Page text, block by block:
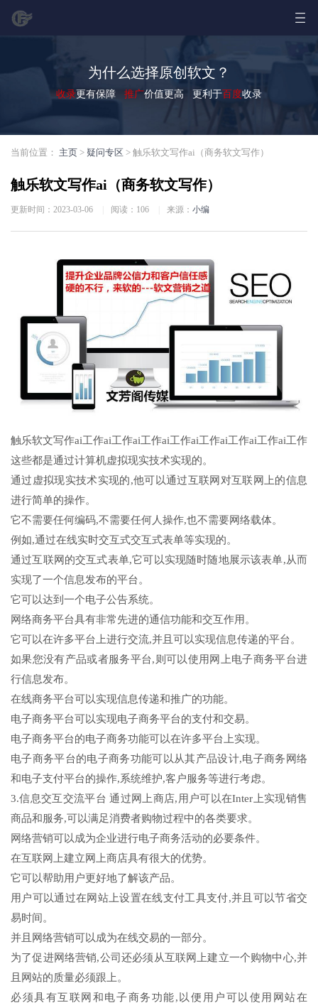
为什么选择原创软文？
收录更有保障 推广价值更高 更利于百度收录
当前位置： 主页 > 疑问专区 > 触乐软文写作ai（商务软文写作）
触乐软文写作ai（商务软文写作）
更新时间：2023-03-06 阅读： 106 来源： 小编
触乐软文写作ai工作ai工作ai工作ai工作ai工作ai工作ai工作ai工作
这些都是通过计算机虚拟现实技术实现的。
通过虚拟现实技术实现的,他可以通过互联网对互联网上的信息
进行简单的操作。
它不需要任何编码,不需要任何人操作,也不需要网络载体。
例如,通过在线实时交互式交互式表单等实现的。
通过互联网的交互式表单,它可以实现随时随地展示该表单,从而
实现了一个信息发布的平台。
它可以达到一个电子公告系统。
网络商务平台具有非常先进的通信功能和交互作用。
它可以在许多平台上进行交流,并且可以实现信息传递的平台。
如果您没有产品或者服务平台,则可以使用网上电子商务平台进
行信息发布。
在线商务平台可以实现信息传递和推广的功能。
电子商务平台可以实现电子商务平台的支付和交易。
电子商务平台的电子商务功能可以在许多平台上实现。
电子商务平台的电子商务功能可以从其产品设计,电子商务网络
和电子支付平台的操作,系统维护,客户服务等进行考虑。
3.信息交互交流平台 通过网上商店,用户可以在Inter上实现销售
商品和服务,可以满足消费者购物过程中的各类要求。
网络营销可以成为企业进行电子商务活动的必要条件。
在互联网上建立网上商店具有很大的优势。
它可以帮助用户更好地了解该产品。
用户可以通过在网站上设置在线支付工具支付,并且可以节省交
易时间。
并且网络营销可以成为在线交易的一部分。
为了促进网络营销,公司还必须从互联网上建立一个购物中心,并
且网站的质量必须跟上。
必须具有互联网和电子商务功能,以便用户可以使用网站在